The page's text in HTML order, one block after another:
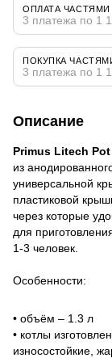
ОПЛАТА ЧАСТЯМИ
3 платежа по 1
ПОКУПКА
3 платежа по 1
Описание
Primus Litech Pot
из
универсальной
пластиковой
через которые
для
1-3 человек.
Особенности:
• объём – 1.3 л
• котлы
износостойкие,